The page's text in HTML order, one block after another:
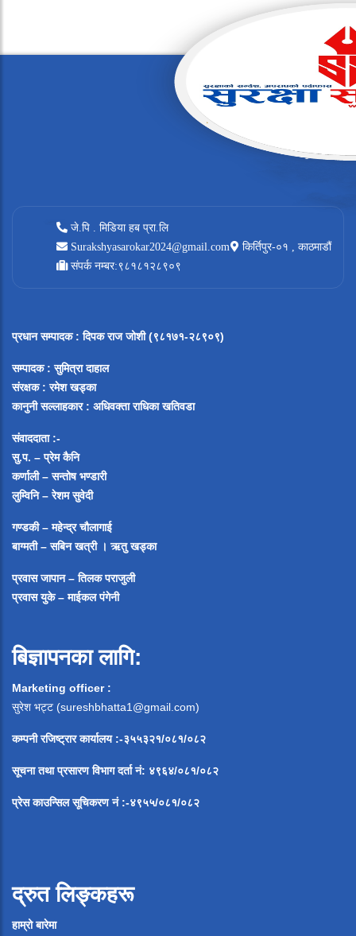
जे.पि . मिडिया हब प्रा.लि
Surakshyasarokar2024@gmail.com
किर्तिपुर-०१ , काठमाडौं
संपर्क नम्बर:९८१८१२८९०९
प्रधान सम्पादक: दिपक राज जोशी (९८१७१-२८९०९)
सम्पादक : सुमित्रा दाहाल
संरक्षक : रमेश खड्का
कानुनी सल्लाहकार : अधिवक्ता राधिका खतिवडा
संवाददाता :-
सु.प. – प्रेम कैनि
कर्णाली – सन्तोष भण्डारी
लुम्विनि – रेशम सुवेदी
गण्डकी – महेन्द्र चौलागाई
बाग्मती – सबिन खत्री ।ऋतु खड्का
प्रवास जापान – तिलक पराजुली
प्रवास युके – माईकल पंगेनी
बिज्ञापनका लागि:
Marketing officer :
सुरेश भट्ट (sureshbhatta1@gmail.com)
कम्पनी रजिष्ट्रार कार्यालय :-३५५३२१/०८१/०८२
सूचना तथा प्रसारण विभाग दर्ता नं: ४९६४/०८१/०८२
प्रेस काउन्सिल सूचिकरण नं:-४९५५/०८१/०८२
द्रुत लिङ्कहरू
हाम्रो बारेमा